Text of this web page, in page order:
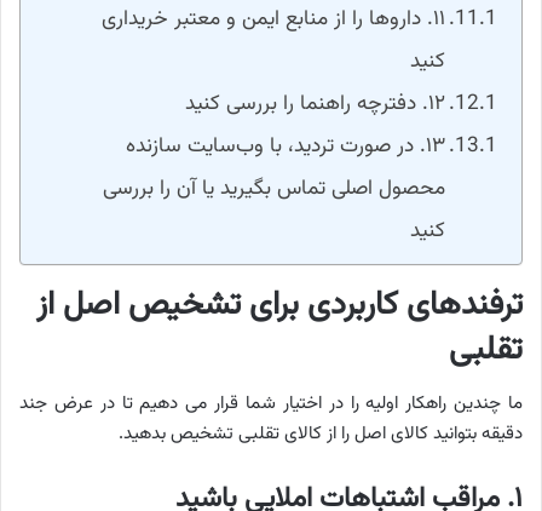
۱۱. داروها را از منابع ایمن و معتبر خریداری
کنید
۱۲. دفترچه راهنما را بررسی کنید
۱۳. در صورت تردید، با وب‌سایت سازنده
محصول اصلی تماس بگیرید یا آن را بررسی
کنید
ترفندهای کاربردی برای تشخیص اصل از
تقلبی
ما چندین راهکار اولیه را در اختیار شما قرار می دهیم تا در عرض جند
دقیقه بتوانید کالای اصل را از کالای تقلبی تشخیص بدهید.
۱. مراقب اشتباهات املایی باشید